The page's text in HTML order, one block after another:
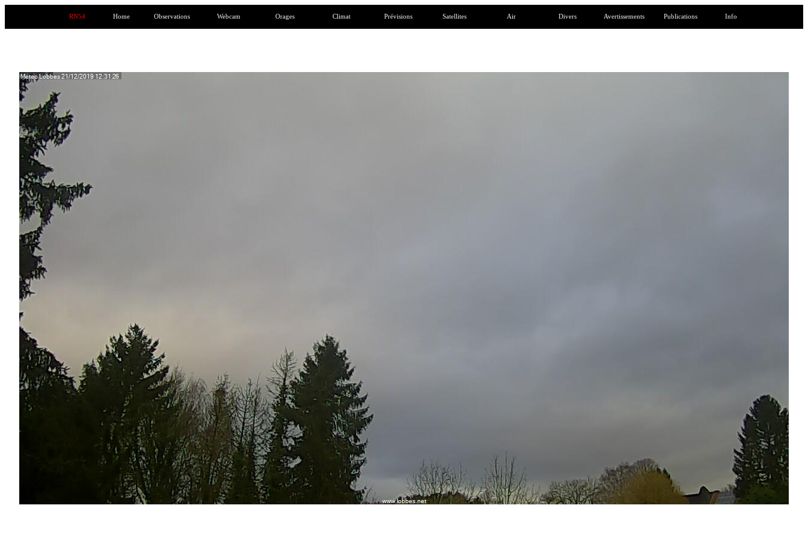
RN54 Home Observations Webcam Orages Climat Prévisions Satellites Air Divers Avertissements Publications Info